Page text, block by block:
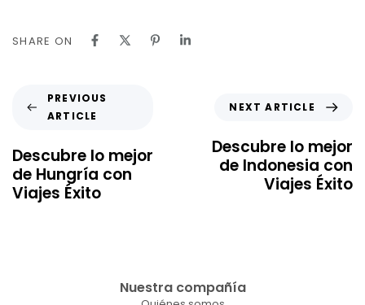
SHARE ON
PREVIOUS
ARTICLE
Descubre lo mejor
de Hungría con
Viajes Éxito
NEXT ARTICLE
Descubre lo mejor
de Indonesia con
Viajes Éxito
Nuestra compañía